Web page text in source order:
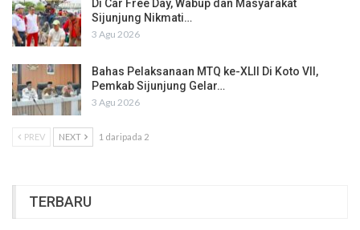
Di Car Free Day, Wabup dan Masyarakat
Sijunjung Nikmati…
3 Agu 2026
Bahas Pelaksanaan MTQ ke-XLII Di Koto VII,
Pemkab Sijunjung Gelar…
3 Agu 2026
PREV NEXT 1 daripada 2
TERBARU